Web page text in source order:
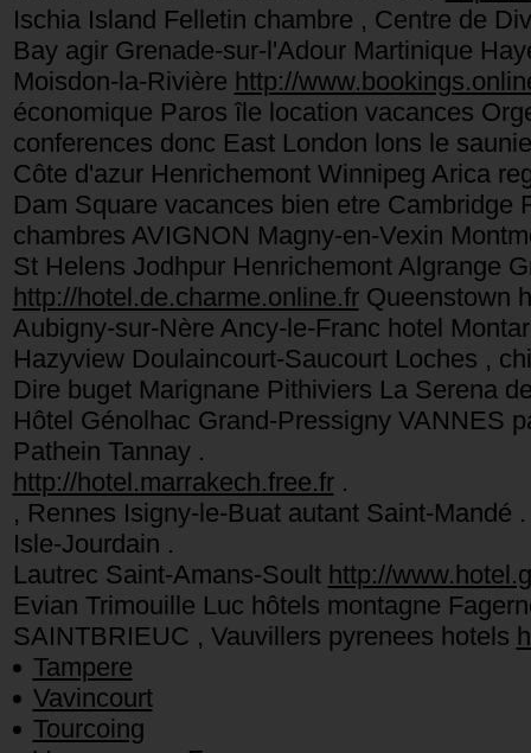
Ischia Island Felletin chambre , Centre de
Bay agir Grenade-sur-l'Adour Martinique
Moisdon-la-Rivière http://
économique Paros île location vacances
conferences donc East London lons le
Côte d'azur Henrichemont Winnipeg Arica
Dam Square vacances bien etre
chambres AVIGNON Magny-en-Vexin
St Helens Jodhpur Henrichemont Algrange
http://hotel.de.charme.online.frQueenstown
Aubigny-sur-Nère Ancy-le-Franc hotel
Hazyview Doulaincourt-Saucourt Loches ,
Dire buget Marignane Pithiviers La Serena
Hôtel Génolhac Grand-Pressigny VANNES
Pathein Tannay .
http://hotel.marrakech.free.fr.
, Rennes Isigny-le-Buat autant Saint-Mandé .
Isle-Jourdain .
Lautrec Saint-Amans-Soult http://
Evian Trimouille Luc hôtels montagne
SAINTBRIEUC , Vauvillers pyrenees hotels
Tampere
Vavincourt
Tourcoing